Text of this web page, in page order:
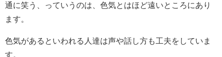
通に笑う、っていうのは、色気とはほど遠いところにあり
ます。
色気があるといわれる人達は声や話し方も工夫をしていま
す。